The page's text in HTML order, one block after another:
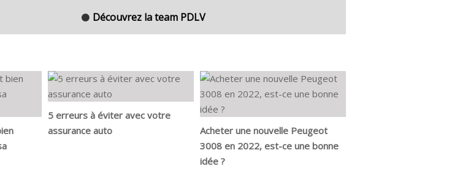
⚫ Découvrez la team PDLV
5 erreurs à éviter avec votre
assurance auto
Acheter une nouvelle Peugeot
3008 en 2022, est-ce une bonne
idée ?